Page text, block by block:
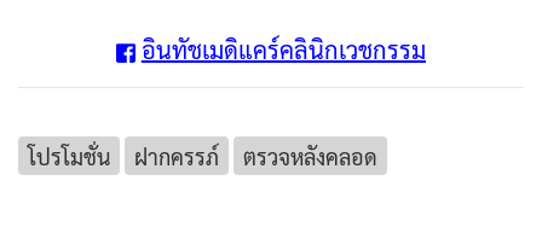
อินทัชเมดิแคร์คลินิกเวชกรรม
โปรโมชั่น ฝากครรภ์ ตรวจหลังคลอด